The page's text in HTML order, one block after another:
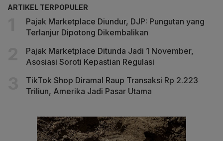
ARTIKEL TERPOPULER
Pajak Marketplace Diundur, DJP: Pungutan yang
Terlanjur Dipotong Dikembalikan
Pajak Marketplace Ditunda Jadi 1 November,
Asosiasi Soroti Kepastian Regulasi
TikTok Shop Diramal Raup Transaksi Rp 2.223
Triliun, Amerika Jadi Pasar Utama